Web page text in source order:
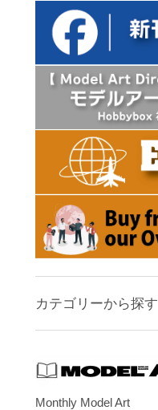
カテゴリーから探す
Monthly Model Art